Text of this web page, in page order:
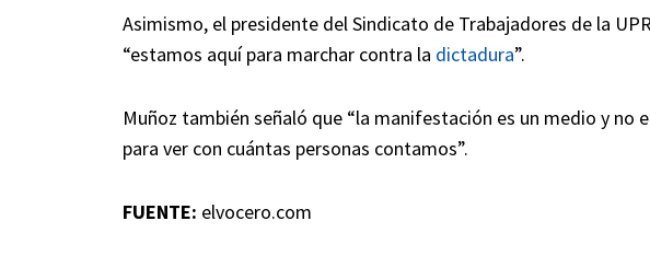
Asimismo, el presidente del Sindicato de Trabajadores de la
“estamos aquí para marchar contra la dictadura”.
Muñoz también señaló que “la manifestación es un medio y no
para ver con cuántas personas contamos”.
FUENTE: elvocero.com